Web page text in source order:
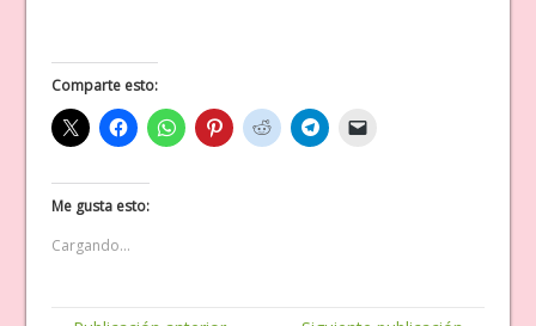
Comparte esto:
Me gusta esto:
Cargando...